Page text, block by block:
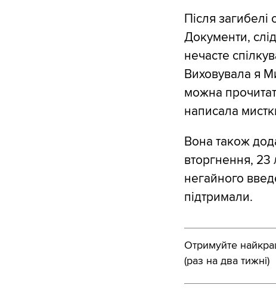
Після загибелі
Документи,
нечасте
Виховувала я
можна
написала
Вона також
вторгнення, 23
негайного
підтримали.
Отримуйте
(раз на два тижні)